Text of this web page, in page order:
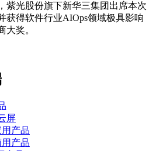
紫光股份旗下新华三集团出席本次
获得软件行业AIOps领域极具影响
大奖。
屏
用产品
用产品